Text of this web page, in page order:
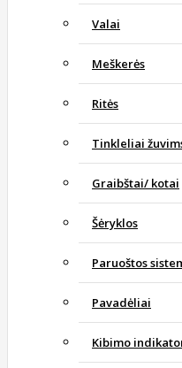
Valai
Meškerės
Ritės
Tinkleliai
Graibštai/ kotai
Šėryklos
Paruoštos
Pavadėliai
Kibimo